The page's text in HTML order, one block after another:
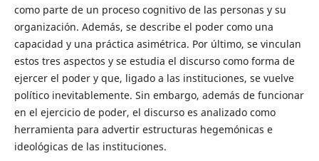
como parte de un proceso cognitivo de las personas y su
organización. Además, se describe el poder como una
capacidad y una práctica asimétrica. Por último, se vinculan
estos tres aspectos y se estudia el discurso como forma de
ejercer el poder y que, ligado a las instituciones, se vuelve
político inevitablemente. Sin embargo, además de funcionar
en el ejercicio de poder, el discurso es analizado como
herramienta para advertir estructuras hegemónicas e
ideológicas de las instituciones.